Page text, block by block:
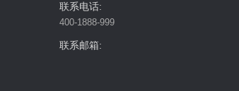
联系电话:
400-1888-999
联系邮箱: